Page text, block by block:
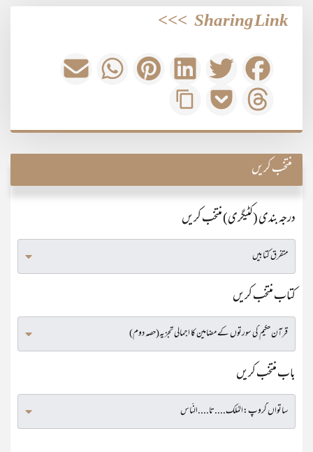
Sharing Link
>>>
منتخب کریں
درجہ بندی (کٹیگری) منتخب کریں
کتاب منتخب کریں
باب منتخب کریں